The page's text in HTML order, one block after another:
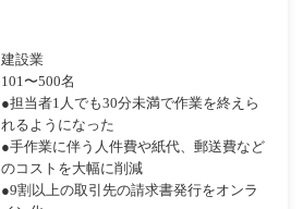
建設業
101〜500名
●担当者1人でも30分未満で作業を終えら
れるようになった
●手作業に伴う人件費や紙代、郵送費など
のコストを大幅に削減
●9割以上の取引先の請求書発行をオンラ